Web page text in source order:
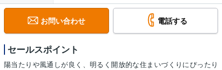
お問い合わせ 電話する
セールスポイント
陽当たりや風通しが良く、明るく開放的な住まいづくりにぴったり